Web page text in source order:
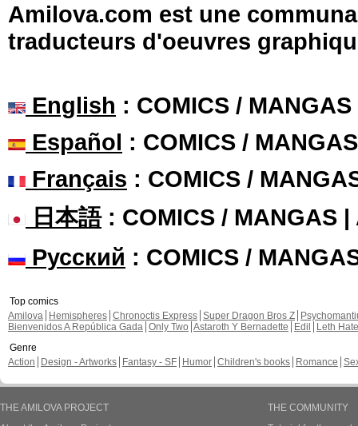
Amilova.com est une
traducteurs d'oeuvres
English : COMICS /
Español : COMICS /
Français : COMICS /
日本語: COMICS / MANGAS |
Русский : COMICS /
Top comics
Amilova
Hemispheres Chronoctis Express Super Dragon Bros Z
Bienvenidos A República Gada Only Two Astaroth Y Bernadette Edil
Leth Hate
Genre
Action
Design - Artworks Fantasy - SF Humor Children's books Romance
THE AMILOVA PROJECT
THE COMMUNITY